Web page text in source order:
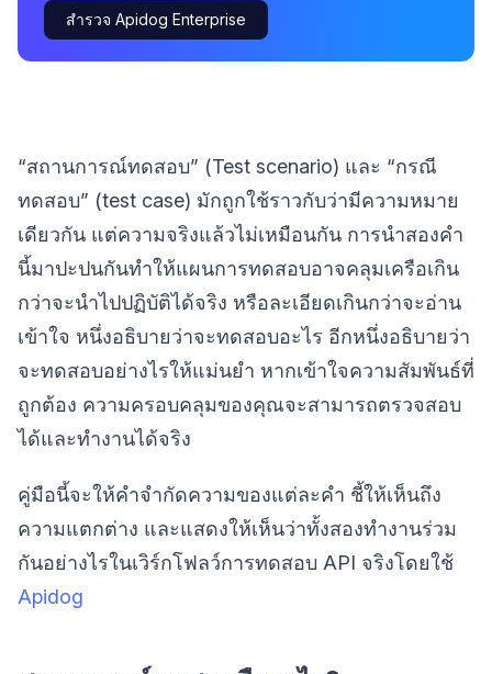
สำรวจ Apidog Enterprise
“สถานการณ์ทดสอบ” (Test scenario) และ “กรณี
ทดสอบ” (test case) มักถูกใช้ราวกับว่ามีความหมาย
เดียวกัน แต่ความจริงแล้วไม่เหมือนกัน การนำสองคำ
นี้มาปะปนกันทำให้แผนการทดสอบอาจคลุมเครือเกิน
กว่าจะนำไปปฏิบัติได้จริง หรือละเอียดเกินกว่าจะอ่าน
เข้าใจ หนึ่งอธิบายว่าจะทดสอบอะไร อีกหนึ่งอธิบายว่า
จะทดสอบอย่างไรให้แม่นยำ หากเข้าใจความสัมพันธ์ที่
ถูกต้อง ความครอบคลุมของคุณจะสามารถตรวจสอบ
ได้และทำงานได้จริง
คู่มือนี้จะให้คำจำกัดความของแต่ละคำ ชี้ให้เห็นถึง
ความแตกต่าง และแสดงให้เห็นว่าทั้งสองทำงานร่วม
กันอย่างไรในเวิร์กโฟลว์การทดสอบ API จริงโดยใช้
Apidog